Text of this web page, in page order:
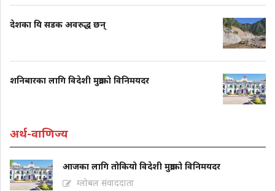
देशका यि सडक अवरुद्ध छन्
शनिबारका लागि विदेशी मुद्राको विनिमयदर
अर्थ-वाणिज्य
आजका लागि तोकियो विदेशी मुद्राको विनिमयदर
ग्लोबल संवाददाता